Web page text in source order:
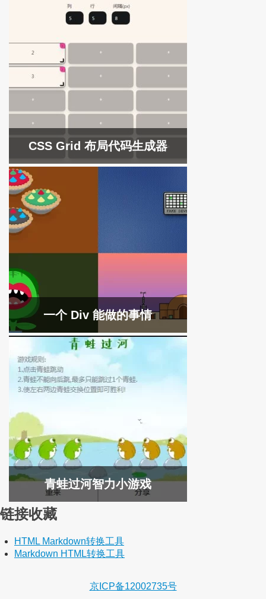
CSS Grid 布局代码生成器
一个 Div 能做的事情
青蛙过河智力小游戏
链接收藏
HTML Markdown转换工具
Markdown HTML转换工具
京ICP备12002735号